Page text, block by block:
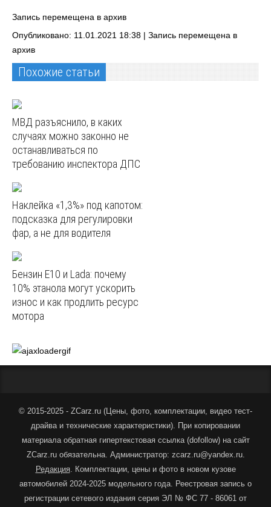
Запись перемещена в архив
Опубликовано: 11.01.2021 18:38 | Запись перемещена в
архив
Похожие статьи
МВД разъяснило, в каких
случаях можно законно не
останавливаться по
требованию инспектора ДПС
Наклейка «1,3%» под капотом:
подсказка для регулировки
фар, а не для водителя
Бензин E10 и Lada: почему
10% этанола могут ускорить
износ и как продлить ресурс
мотора
© 2015-2025 - ZCarz.ru (Цены, фото, комплектации, видео тест-
драйва и технические характеристики). При копировании
материала обратная гипертекстовая ссылка (dofollow) на сайт
ZCarz.ru обязательна. Администратор: zcarz.ru@yandex.ru.
Редакция. Комплектации, цены и фото в новом кузове
автомобилей 2024-2025 модельного года. Реестровая запись о
регистрации сетевого издания серия ЭЛ № ФС 77 - 86061 от